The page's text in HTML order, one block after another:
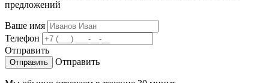
предложений
Ваше имя
Телефон
Отправить
Отправить